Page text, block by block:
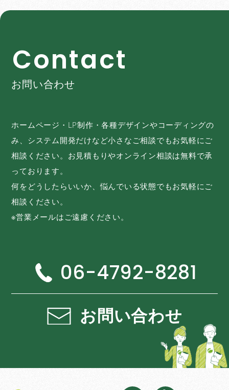
Contact
お問い合わせ
ホームページ・LP制作・各種デザインやコーディングの
み、システム開発だけなど小さなご相談でもお気軽にご
相談ください。お見積もりやオンライン相談は無料で承
っております。
何をどうしたらいいか、悩んでいる状態でもお気軽にご
相談ください。
※営業メールはご遠慮ください。
06-4792-8281
お問い合わせ